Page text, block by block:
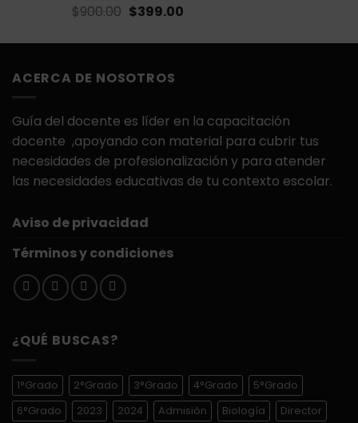
Valorado
$900.00 El
original
$900.00.
$399.00El
actual
ACERCA DE NOSOTROS
Guía del docente es líder en la capacitación
docente ,apoyando con material para cubrir tus
necesidades de profesionalización y para atender
las necesidades educativas de tu contexto escolar.
Aviso de privacidad
Términos y condiciones
¿QUÉ BUSCAS?
1°Grado 2°Grado 3°Grado 4°Grado
5°Grado
6°Grado
2023 2024 Admisión Biología
Director